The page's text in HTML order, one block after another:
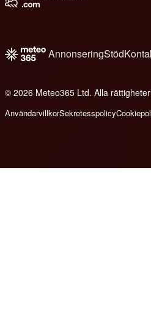
AnnonseringStöd
© 2026 Meteo365 Ltd. Alla
AnvändarvillkorSekretesspolicy